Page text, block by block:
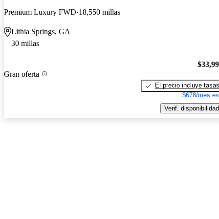
Premium Luxury FWD 18,550 millas
Lithia Springs, GA
30 millas
Gran oferta
El precio incluye tasas
$678/mes
Verif. disponibilidad